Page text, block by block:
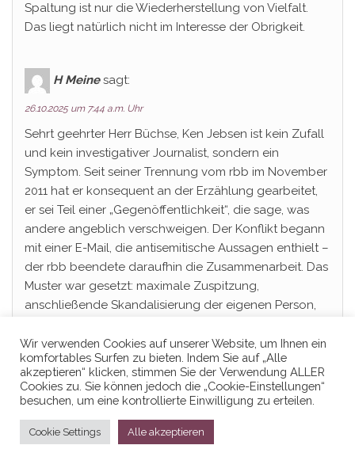
Spaltung ist nur die Wiederherstellung von Vielfalt.
Das liegt natürlich nicht im Interesse der Obrigkeit.
H Meine sagt:
26.10.2025 um 7:44 a.m. Uhr
Sehrt geehrter Herr Büchse, Ken Jebsen ist kein Zufall
und kein investigativer Journalist, sondern ein
Symptom. Seit seiner Trennung vom rbb im November
2011 hat er konsequent an der Erzählung gearbeitet,
er sei Teil einer „Gegenöffentlichkeit“, die sage, was
andere angeblich verschweigen. Der Konflikt begann
mit einer E-Mail, die antisemitische Aussagen enthielt –
der rbb beendete daraufhin die Zusammenarbeit. Das
Muster war gesetzt: maximale Zuspitzung,
anschließende Skandalisierung der eigenen Person,
Sein Erfolgsrezept: Suggestivfragen („Cui bono?“),
Kausalitätskürzel und der ständige Wechsel zwischen
Behauptung und Insinuation. Das berühmt-
berüchtigte Gates-Video aus dem Frühjahr 2020
demonstrierte diese Methode exemplarisch –
Faktenchecks fanden zentrale Fehler und
Wir verwenden Cookies auf unserer Website, um Ihnen ein
komfortables Surfen zu bieten. Indem Sie auf „Alle
akzeptieren“ klicken, stimmen Sie der Verwendung ALLER
Cookies zu. Sie können jedoch die „Cookie-Einstellungen“
besuchen, um eine kontrollierte Einwilligung zu erteilen.
Cookie Settings Alle akzeptieren